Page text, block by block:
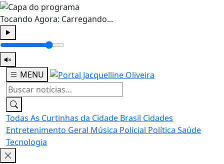
Tocando Agora: Carregando...
MENU
Todas As Curtinhas da Cidade Brasil Cidades
Entretenimento Geral Música Policial Política Saúde
Tecnologia